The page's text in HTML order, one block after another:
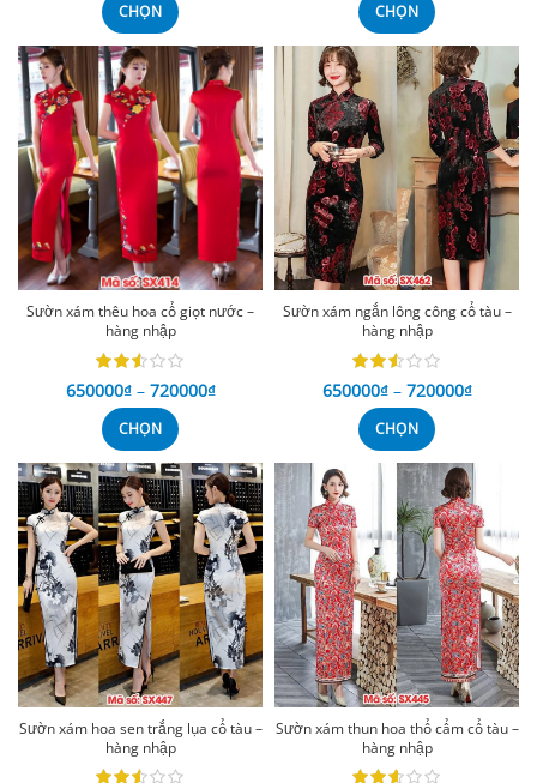
CHỌN CHỌN
Sườn xám thêu hoa cổ giọt nước –
hàng nhập
650000₫ – 720000₫
CHỌN
Sườn xám ngắn lông công cổ tàu –
hàng nhập
650000₫ – 720000₫
CHỌN
Sườn xám hoa sen trắng lụa cổ tàu –
hàng nhập
Sườn xám thun hoa thổ cẩm cổ tàu –
hàng nhập